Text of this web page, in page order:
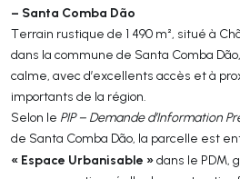
– Santa Comba Dão
Terrain rustique de 1 490 m², situé à
dans la commune de Santa Comba
calme, avec d’excellents accès et à
importants de la région.
Selon le PIP – Demande d’Information
de Santa Comba Dão, la parcelle est
« Espace Urbanisable »dans le PDM,